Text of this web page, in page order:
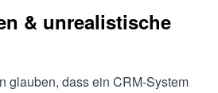
& unrealistische
glauben, dass ein CRM-System